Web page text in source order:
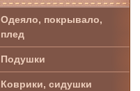
Одеяло, покрывало,
плед
Подушки
Коврики, сидушки